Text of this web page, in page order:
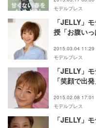
モデルプレス
「JELLY」
授「お腹いっ
2015.03.04 11:29
モデルプレス
「JELLY」
「笑顔で出発
2015.02.08 17:01
モデルプレス
「JELLY」